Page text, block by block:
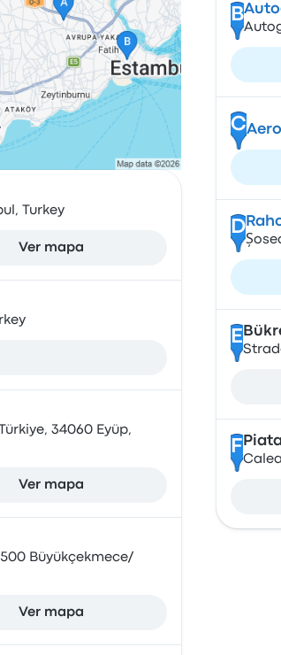
Turkey
Ver mapa
34060 Eyüp,
Ver mapa
Büyükçekmece/
Ver mapa
B
C
D
E
F